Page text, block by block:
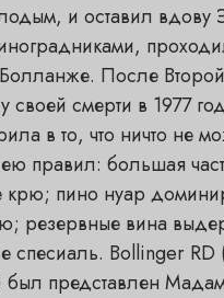
и оставил вдову
После
своей смерти в 1977
в то, что ничто не
правил: большая
крю; пино нуар
резервные вина
спесиаль. Bollinger
представлен